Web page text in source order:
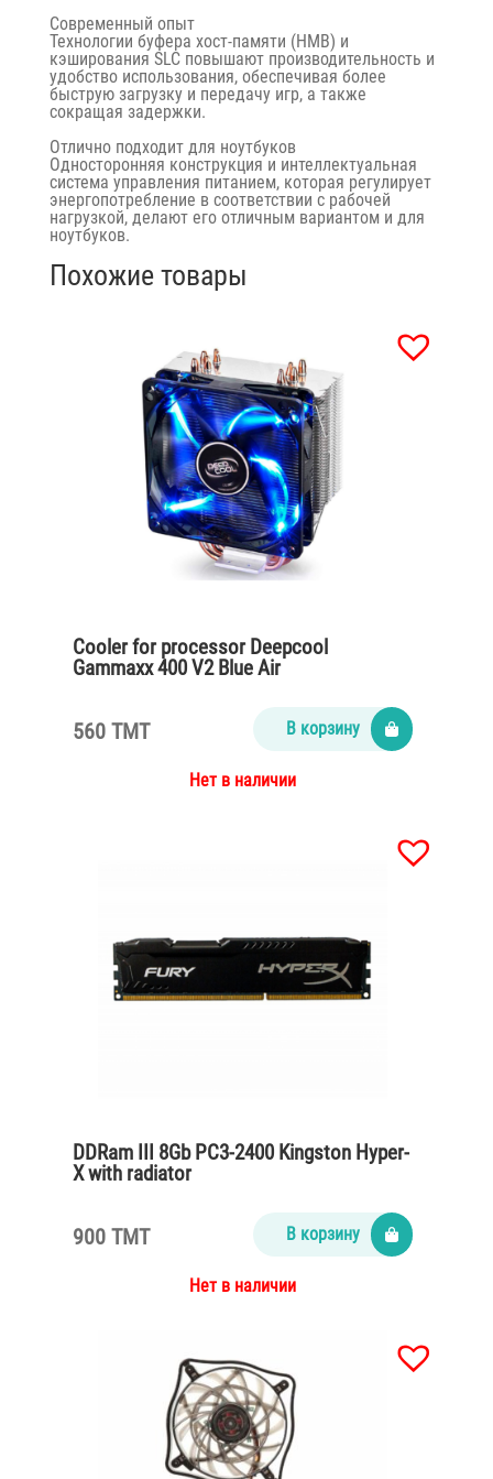
Современный опыт
Технологии буфера хост-памяти (HMB) и
кэширования SLC повышают производительность и
удобство использования, обеспечивая более
быструю загрузку и передачу игр, а также
сокращая задержки.
Отлично подходит для ноутбуков
Односторонняя конструкция и интеллектуальная
система управления питанием, которая регулирует
энергопотребление в соответствии с рабочей
нагрузкой, делают его отличным вариантом и для
ноутбуков.
Похожие товары
Cooler for processor Deepcool
Gammaxx 400 V2 Blue Air
560 TMT В корзину
Нет в наличии
DDRam III 8Gb PC3-2400 Kingston Hyper-
X with radiator
900 TMT В корзину
Нет в наличии